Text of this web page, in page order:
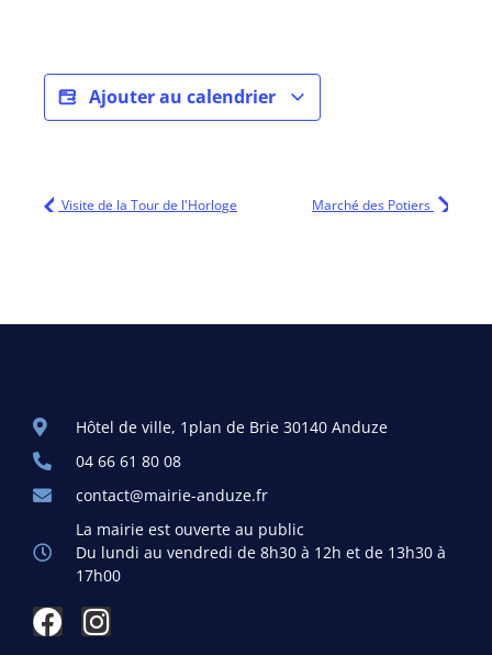
Ajouter au calendrier
Visite de la Tour de l'Horloge Marché des Potiers
Hôtel de ville, 1plan de Brie 30140 Anduze
04 66 61 80 08
contact@mairie-anduze.fr
La mairie est ouverte au public
Du lundi au vendredi de 8h30 à 12h et de 13h30 à
17h00